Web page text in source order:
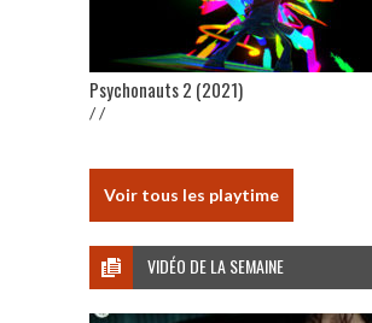
Psychonauts 2 (2021)
/ /
Voir tous les playtime
VIDÉO DE LA SEMAINE